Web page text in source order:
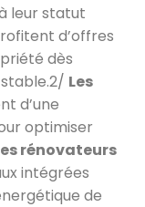
leur statut
d’offres
dès
Les
d’une
optimiser
rénovateurs
intégrées
de